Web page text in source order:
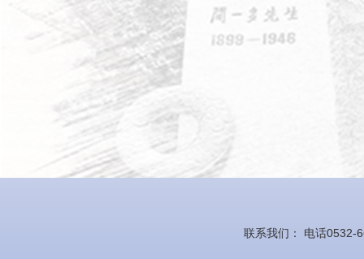
联系我们： 电话0532-